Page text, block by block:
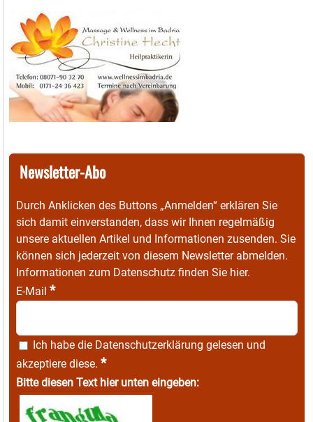
Newsletter-Abo
Durch Anklicken des Buttons „Anmelden“ erklären Sie
sich damit einverstanden, dass wir Ihnen regelmäßig
unsere aktuellen Artikel und Informationen zusenden. Sie
können sich jederzeit von diesem Newsletter abmelden.
Informationen zum Datenschutz finden Sie hier.
E-Mail *
Ich habe die Datenschutzerklärung gelesen und
akzeptiere diese. *
Bitte diesen Text hier unten eingeben: